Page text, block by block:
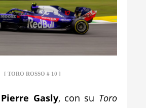
[ TORO ROSSO # 10 ]
Pierre Gasly, con su Toro